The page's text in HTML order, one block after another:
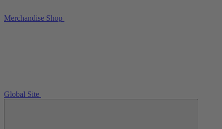
Merchandise Shop
Global Site